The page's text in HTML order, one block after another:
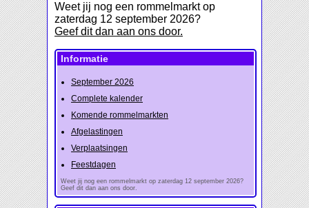
Weet jij nog een rommelmarkt op
zaterdag 12 september 2026?
Geef dit dan aan ons door.
Informatie
September 2026
Complete kalender
Komende rommelmarkten
Afgelastingen
Verplaatsingen
Feestdagen
Weet jij nog een rommelmarkt op zaterdag 12 september 2026?
Geef dit dan aan ons door.